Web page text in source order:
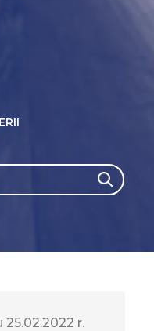
Search
25.02.2022 r.